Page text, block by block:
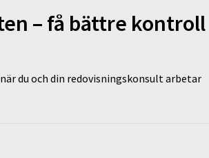
– få bättre kontroll
du och din redovisningskonsult arbetar